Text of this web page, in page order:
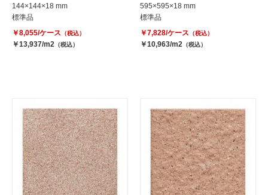
144×144×18 mm
標準品
￥8,055/ケース （税込）
￥13,937/m2 （税込）
595×595×18 mm
標準品
￥7,828/ケース （税込）
￥10,963/m2 （税込）